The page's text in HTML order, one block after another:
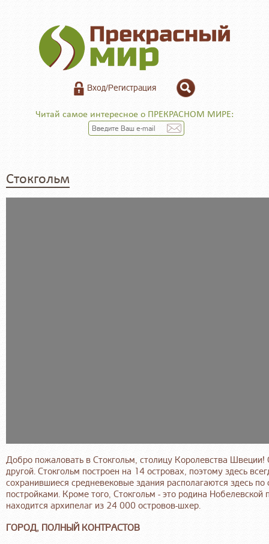
Вход/Регистрация
Читай самое интересное о ПРЕКРАСНОМ МИРЕ:
Стокгольм
Добро пожаловать в Стокгольм, столицу Королевства
другой. Стокгольм построен на 14 островах, поэтому здесь
сохранившиеся средневековые здания располагаются здесь
постройками. Кроме того, Стокгольм - это родина
находится архипелаг из 24 000 островов-шхер.
ГОРОД, ПОЛНЫЙ КОНТРАСТОВ